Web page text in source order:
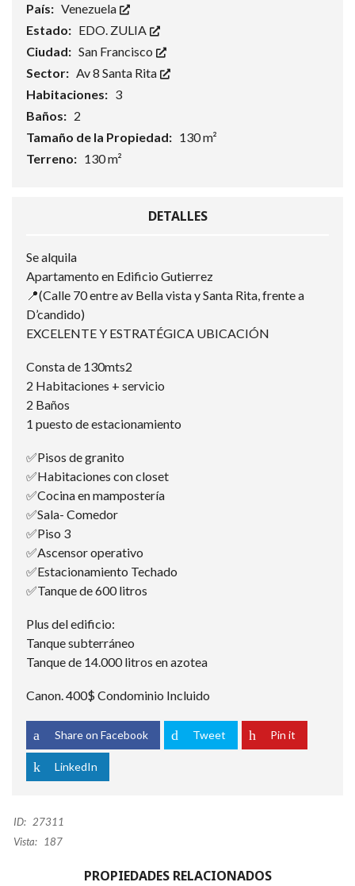
País: Venezuela
Estado: EDO. ZULIA
Ciudad: San Francisco
Sector: Av 8 Santa Rita
Habitaciones: 3
Baños: 2
Tamaño de la Propiedad: 130 m²
Terreno: 130 m²
DETALLES
Se alquila
Apartamento en Edificio Gutierrez
📍(Calle 70 entre av Bella vista y Santa Rita, frente a
D’candido)
EXCELENTE Y ESTRATÉGICA UBICACIÓN
Consta de 130mts2
2 Habitaciones + servicio
2 Baños
1 puesto de estacionamiento
✅Pisos de granito
✅Habitaciones con closet
✅Cocina en mampostería
✅Sala- Comedor
✅Piso 3
✅Ascensor operativo
✅Estacionamiento Techado
✅Tanque de 600 litros
Plus del edificio:
Tanque subterráneo
Tanque de 14.000 litros en azotea
Canon. 400$ Condominio Incluido
Share on Facebook Tweet Pin it
LinkedIn
ID: 27311
Vista:
187
PROPIEDADES RELACIONADOS